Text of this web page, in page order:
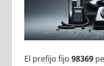
El prefijo fijo 98369